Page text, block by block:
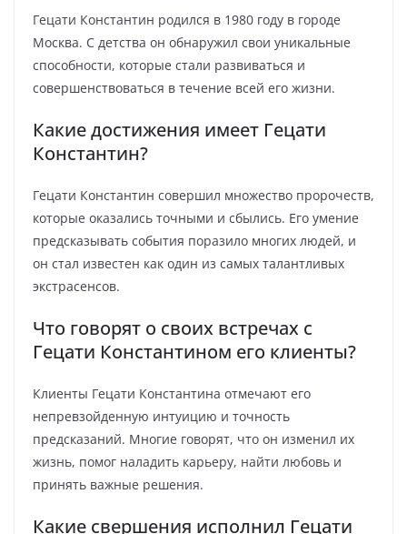
Гецати Константин родился в 1980 году в городе
Москва. С детства он обнаружил свои уникальные
способности, которые стали развиваться и
совершенствоваться в течение всей его жизни.
Какие достижения имеет Гецати
Константин?
Гецати Константин совершил множество пророчеств,
которые оказались точными и сбылись. Его умение
предсказывать события поразило многих людей, и
он стал известен как один из самых талантливых
экстрасенсов.
Что говорят о своих встречах с
Гецати Константином его клиенты?
Клиенты Гецати Константина отмечают его
непревзойденную интуицию и точность
предсказаний. Многие говорят, что он изменил их
жизнь, помог наладить карьеру, найти любовь и
принять важные решения.
Какие свершения исполнил Гецати